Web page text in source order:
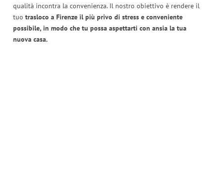
qualità incontra la convenienza. Il nostro obiettivo è rendere il
tuo trasloco a Firenze il più privo di stress e conveniente
possibile, in modo che tu possa aspettarti con ansia la tua
nuova casa.